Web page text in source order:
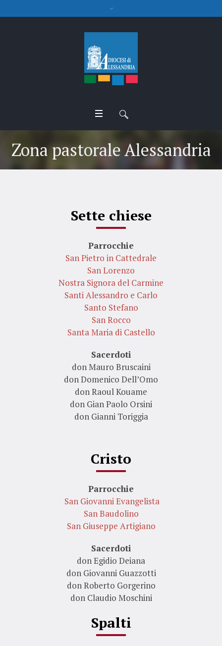
Zona pastorale Alessandria
Sette chiese
Parrocchie
San Pietro in Cattedrale
San Lorenzo
Nostra Signora del Carmine
Santi Alessandro e Carlo
Santo Stefano
San Rocco
Santa Maria di Castello
Sacerdoti
don Mauro Bruscaini
don Domenico Dell’Omo
don Raoul Kouame
don Gian Paolo Orsini
don Gianni Toriggia
Cristo
Parrocchie
San Giovanni Evangelista
San Baudolino
San Giuseppe Artigiano
Sacerdoti
don Egidio Deiana
don Giovanni Guazzotti
don Roberto Gorgerino
don Claudio Moschini
Spalti